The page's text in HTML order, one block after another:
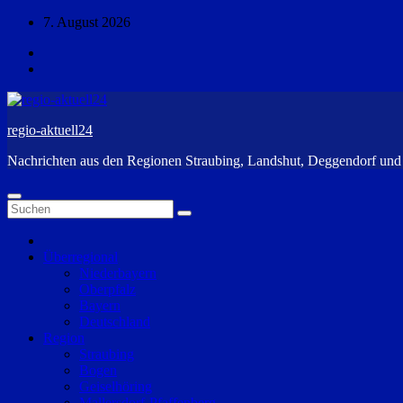
Zum
springen
7. August 2026
regio-aktuell24
Nachrichten aus den Regionen Straubing, Landshut, Deggendorf
Überregional
Niederbayern
Oberpfalz
Bayern
Deutschland
Region
Straubing
Bogen
Geiselhöring